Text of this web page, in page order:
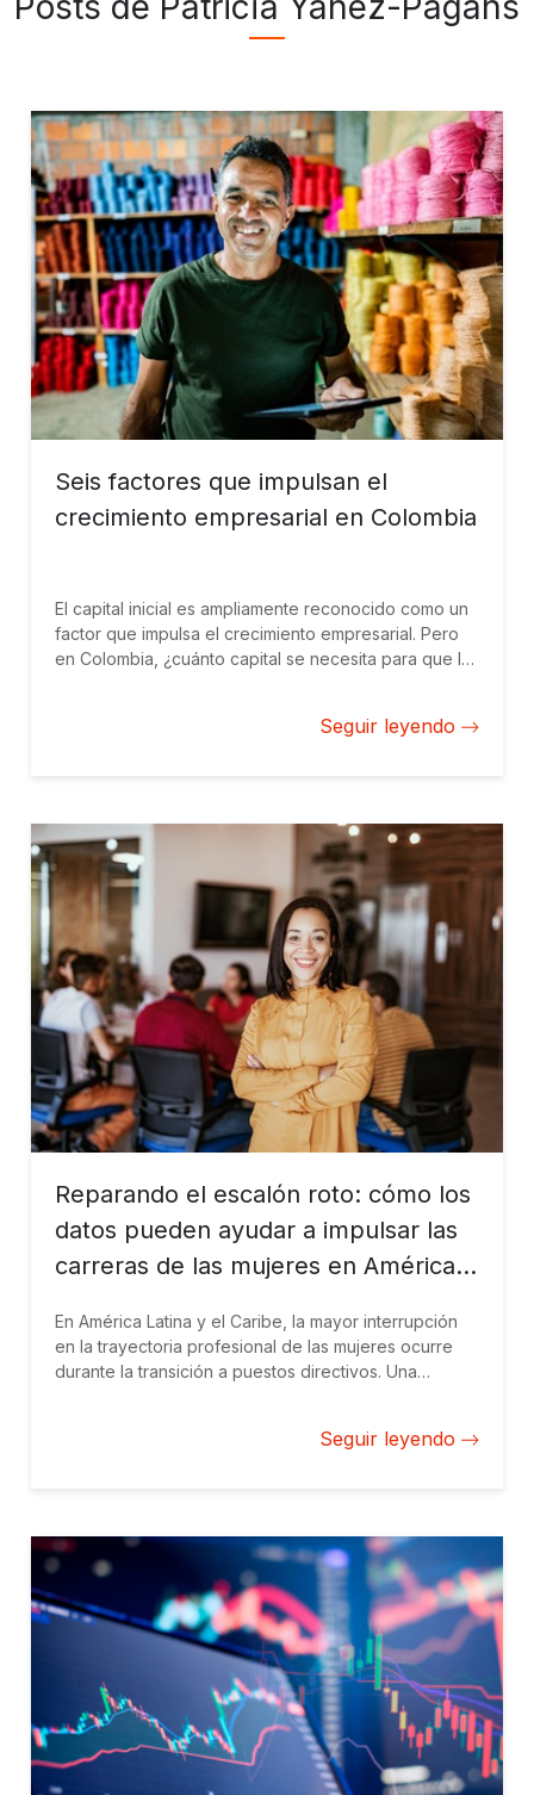
Seis factores que impulsan el
crecimiento empresarial en Colombia
El capital inicial es ampliamente reconocido como un
factor que impulsa el crecimiento empresarial. Pero
en Colombia, ¿cuánto capital se necesita para que las
Seguir leyendo
Reparando el escalón roto: cómo los
datos pueden ayudar a impulsar las
carreras de las mujeres en América
En América Latina y el Caribe, la mayor interrupción
en la trayectoria profesional de las mujeres ocurre
durante la transición a puestos directivos. Una
a gran escala del mercado laboral para identificar
Seguir leyendo